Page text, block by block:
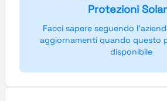
Protezioni
Facci sapere seguendo
aggiornamenti quando questo
disponibile